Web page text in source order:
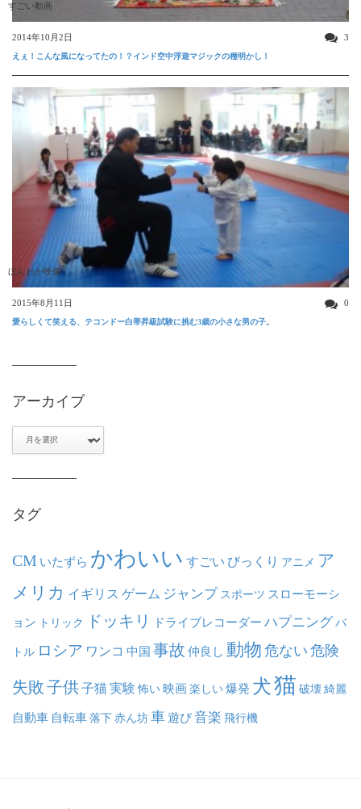
すごい動画
2014年10月2日 3
えぇ！こんな風になってたの！？インド空中浮遊マジックの種明かし！
ほんわか映像
2015年8月11日 0
愛らしくて笑える、テコンドー白帯昇級試験に挑む3歳の小さな男の子。
アーカイブ
タグ
CM いたずら かわいい すごい びっくり アニメ ア
メリカ イギリス ゲーム ジャンプ スポーツ スローモーシ
ョン トリック ドッキリ ドライブレコーダー ハプニング バ
トル ロシア ワンコ 中国 事故 仲良し 動物 危ない 危険
失敗子供子猫実験 怖い映画楽しい爆発 犬猫 破壊綺麗
自動車 自転車落下赤ん坊車遊び音楽 飛行機